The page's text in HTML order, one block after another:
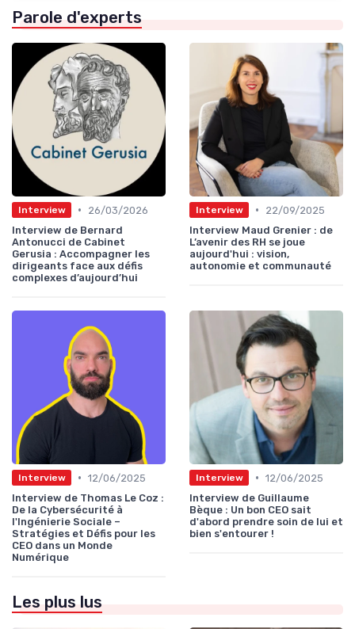
Parole d'experts
Interview •
26/03/2026
Interview de Bernard
Antonucci de Cabinet
Gerusia : Accompagner les
dirigeants face aux défis
complexes d’aujourd’hui
Interview •
22/09/2025
Interview Maud Grenier : de
L’avenir des RH se joue
aujourd'hui : vision,
autonomie et communauté
Interview • 12/06/2025
Interview de Thomas Le Coz :
De la Cybersécurité à
l'Ingénierie Sociale –
Stratégies et Défis pour les
CEO dans un Monde
Numérique
Interview • 12/06/2025
Interview de Guillaume
Bèque : Un bon CEO sait
d'abord prendre soin de lui et
bien s'entourer !
Les plus lus